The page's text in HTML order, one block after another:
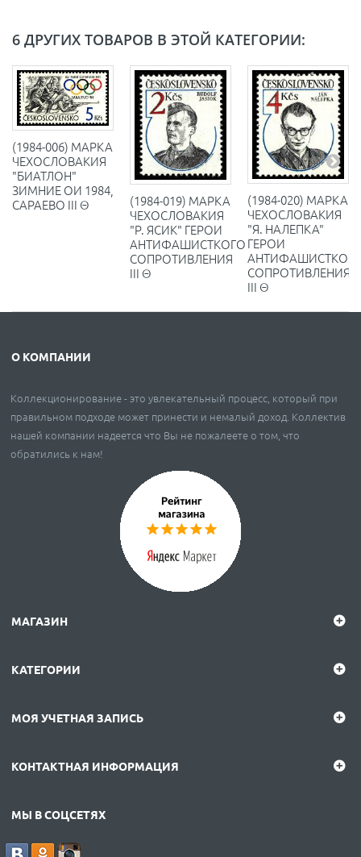
6 ДРУГИХ ТОВАРОВ В ЭТОЙ КАТЕГОРИИ:
(1984-006) МАРКА
ЧЕХОСЛОВАКИЯ
"БИАТЛОН"
ЗИМНИЕ ОИ 1984,
САРАЕВО III Θ
(1984-019) МАРКА
ЧЕХОСЛОВАКИЯ
"Р. ЯСИК" ГЕРОИ
АНТИФАШИСТКОГО
СОПРОТИВЛЕНИЯ
III Θ
(1984-020) МАРКА
ЧЕХОСЛОВАКИЯ
"Я. НАЛЕПКА"
ГЕРОИ
СОПРОТИВЛЕНИЯ
III Θ
О КОМПАНИИ
Коллекционирование - это увлекательный процесс, который при
правильном подходе может принести и немалый доход. Коллектив
нашей компании надеется что Вы не пожалеете о том, что
обратились к нам!
МАГАЗИН
КАТЕГОРИИ
МОЯ УЧЕТНАЯ ЗАПИСЬ
КОНТАКТНАЯ ИНФОРМАЦИЯ
МЫ В СОЦСЕТЯХ